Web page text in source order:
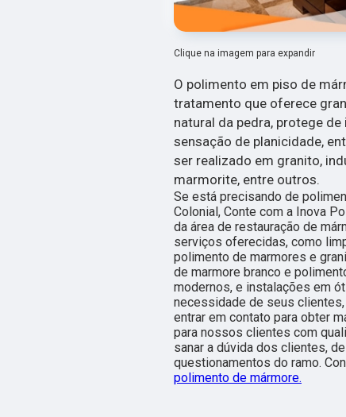
Clique na imagem para expandir
O polimento em piso de
tratamento que oferece
natural da pedra, protege
sensação de planicidade,
ser realizado em granito,
marmorite, entre outros.
Se está precisando de
Colonial, Conte com a Inova
da área de restauração de
serviços oferecidas, como
polimento de marmores e
de marmore branco e
modernos, e instalações em
necessidade de seus
entrar em contato para obter
para nossos clientes com
sanar a dúvida dos clientes,
questionamentos do ramo.
polimento de mármore.